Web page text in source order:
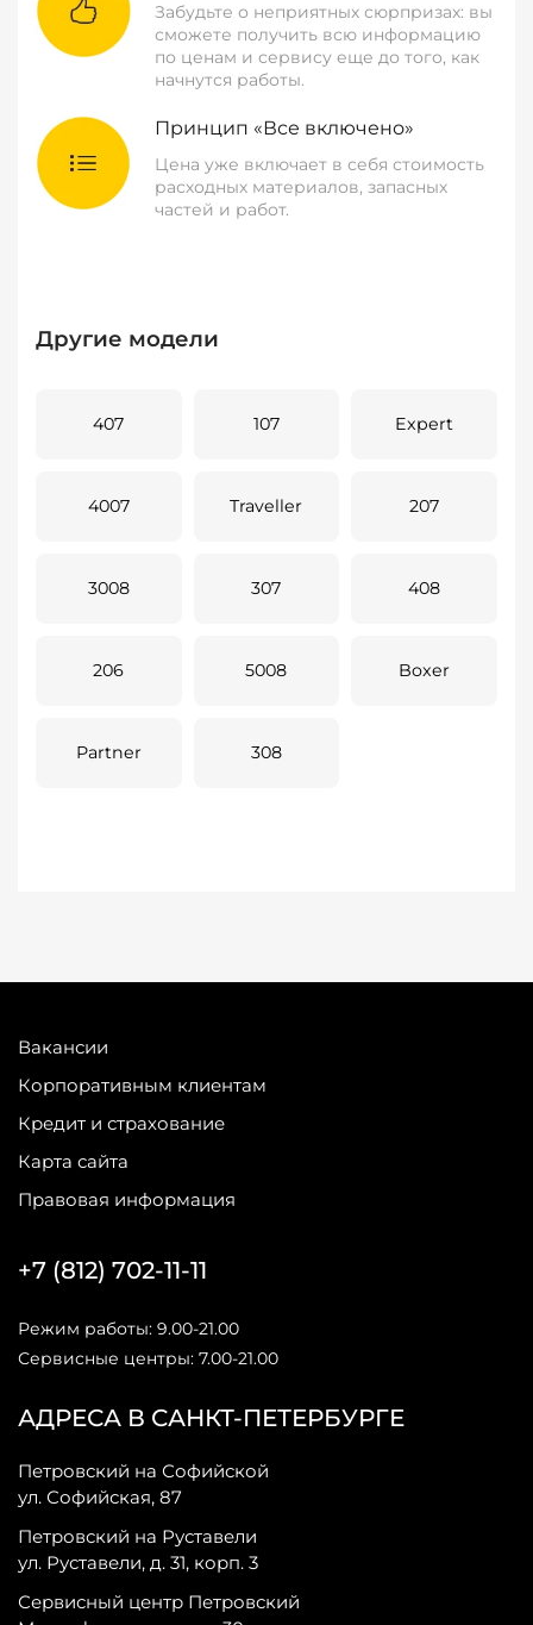
Забудьте о неприятных сюрпризах: вы
сможете получить всю информацию
по ценам и сервису еще до того, как
начнутся работы.
Принцип «Все включено»
Цена уже включает в себя стоимость
расходных материалов, запасных
частей и работ.
Другие модели
407 107 Expert
4007 Traveller 207
3008 307 408
206 5008 Boxer
Partner 308
Вакансии
Корпоративным клиентам
Кредит и страхование
Карта сайта
Правовая информация
АДРЕСА В САНКТ-ПЕТЕРБУРГЕ
Петровский на Софийской
ул. Софийская, 87
Петровский на Руставели
ул. Руставели, д. 31, корп. 3
Сервисный центр Петровский
+7 (812) 702-11-11
Режим работы: 9.00-21.00
Сервисные центры: 7.00-21.00